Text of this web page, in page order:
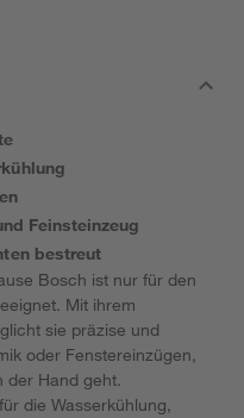
Feinsteinzeug
bestreut
Bosch ist nur für den
Mit ihrem
sie präzise und
oder Fenstereinzügen,
der Hand geht.
die Wasserkühlung,